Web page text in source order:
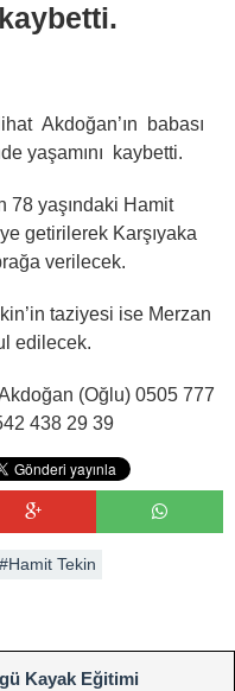
Akdoğan’ın babası
yaşamını kaybetti.
78 yaşındaki Hamit
getirilerek Karşıyaka
verilecek.
taziyesi ise Merzan
edilecek.
(Oğlu) 0505 777
438 29 39
#Hamit Tekin
Kayak Eğitimi